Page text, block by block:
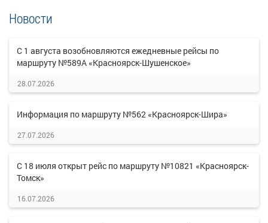
Новости
С 1 августа возобновляются ежедневные рейсы по
маршруту №589А «Красноярск-Шушенское»
28.07.2026
Информация по маршруту №562 «Красноярск-Шира»
27.07.2026
С 18 июля открыт рейс по маршруту №10821 «Красноярск-
Томск»
16.07.2026